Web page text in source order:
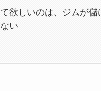
欲しいのは、ジムが儲
い